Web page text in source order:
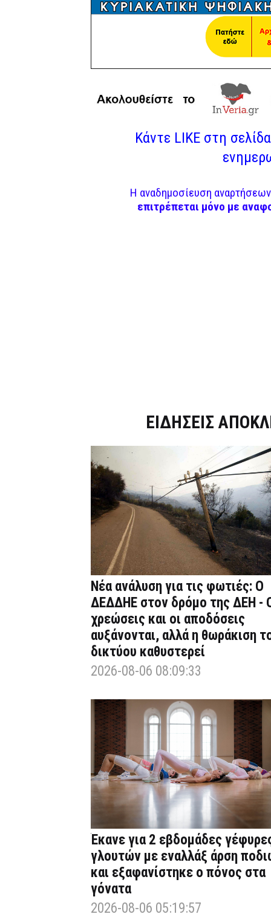
Κάντε LIKE στη
Η αναδημοσίευση
επιτρέπεται μόνο με
ΕΙΔΗΣΕΙΣ
Νέα ανάλυση για τις φωτιές: Ο
ΔΕΔΔΗΕ στον δρόμο της ΔΕΗ -
χρεώσεις και οι αποδόσεις
αυξάνονται, αλλά η θωράκιση
δικτύου καθυστερεί
2026-08-06 08:09:33
Έκανε για 2 εβδομάδες
γλουτών με εναλλάξ άρση
και εξαφανίστηκε ο πόνος στα
γόνατα
2026-08-06 05:19:57